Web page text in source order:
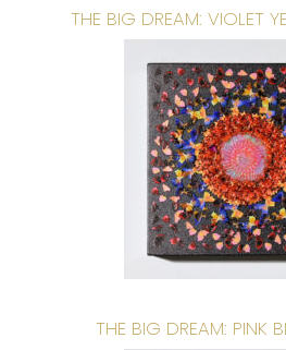
THE BIG DREAM: VIOLET
THE BIG DREAM: PINK